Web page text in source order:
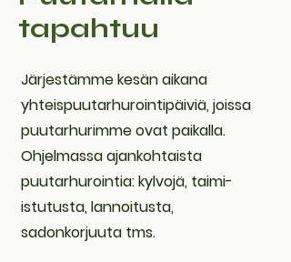
tapahtuu
Järjestämme kesän aikana
yhteispuutarhurointipäiviä, joissa
puutarhurimme ovat paikalla.
Ohjelmassa ajankohtaista
puutarhurointia: kylvojä, taimi-
istutusta, lannoitusta,
sadonkorjuuta tms.